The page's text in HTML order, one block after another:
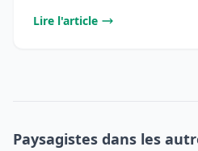
Lire l'article
Paysagistes dans les